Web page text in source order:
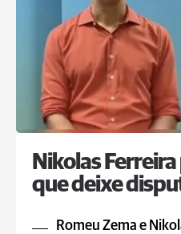
Nikolas
que deixe
Romeu Zema e